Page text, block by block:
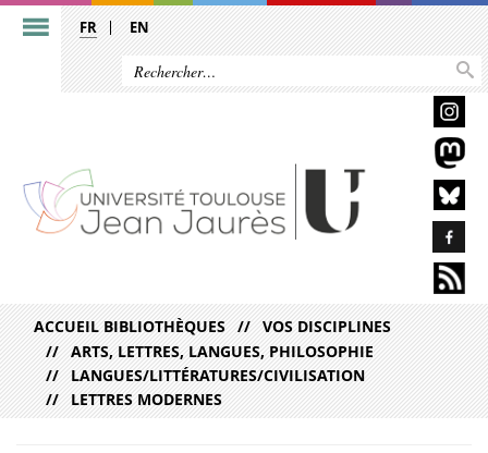
FR EN
ACCUEIL BIBLIOTHÈQUES
VOS DISCIPLINES
ARTS, LETTRES, LANGUES, PHILOSOPHIE
LANGUES/LITTÉRATURES/CIVILISATION
LETTRES MODERNES